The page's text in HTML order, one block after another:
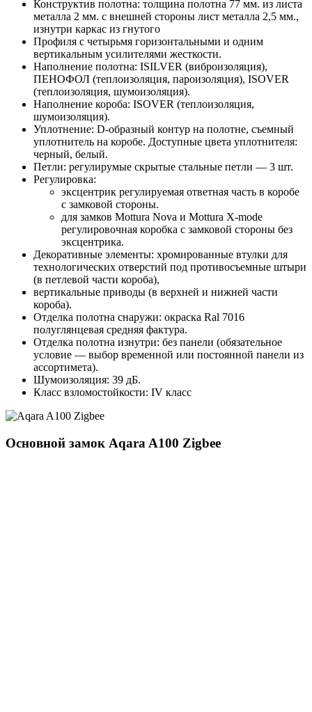
Конструктив полотна: толщина полотна 77 мм. из листа
металла 2 мм. с внешней стороны лист металла 2,5 мм.,
изнутри каркас из гнутого
Профиля с четырьмя горизонтальными и одним
вертикальным усилителями жесткости.
Наполнение полотна: ISILVER (виброизоляция),
ПЕНОФОЛ (теплоизоляция, пароизоляция), ISOVER
(теплоизоляция, шумоизоляция).
Наполнение короба: ISOVER (теплоизоляция,
шумоизоляция).
Уплотнение: D-образный контур на полотне, съемный
уплотнитель на коробе. Доступные цвета уплотнителя:
черный, белый.
Петли: регулирумые скрытые стальные петли — 3 шт.
Регулировка:
эксцентрик регулируемая ответная часть в коробе
с замковой стороны.
для замков Mottura Nova и Mottura X-mode
регулировочная коробка с замковой стороны без
эксцентрика.
Декоративные элементы: хромированные втулки для
технологических отверстий под противосъемные штыри
(в петлевой части короба),
вертикальные приводы (в верхней и нижней части
короба).
Отделка полотна снаружи: окраска Ral 7016
полуглянцевая средняя фактура.
Отделка полотна изнутри: без панели (обязательное
условие — выбор временной или постоянной панели из
ассортимета).
Шумоизоляция: 39 дБ.
Класс взломостойкости: IV класс
Основной замок Aqara A100 Zigbee